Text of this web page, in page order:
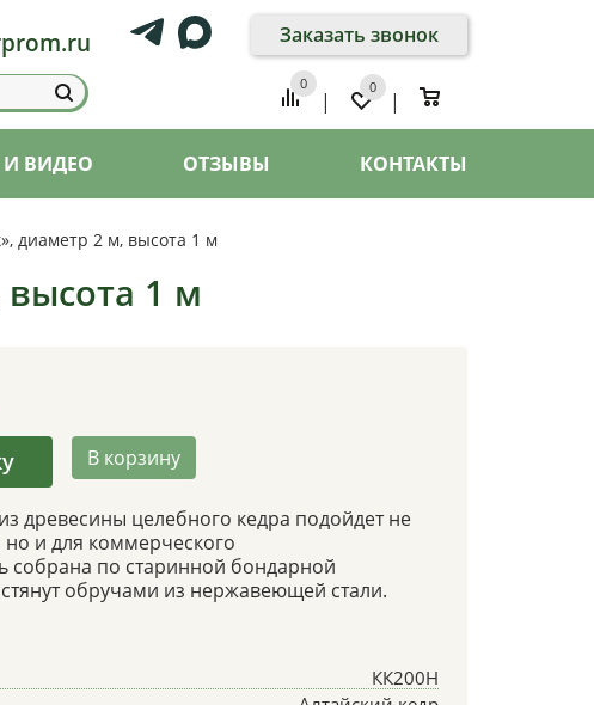
Заказать звонок
0
|
0
|
ВИДЕО ОТЗЫВЫ КОНТАКТЫ
диаметр 2 м, высота 1 м
1 м
В корзину
древесины целебного кедра подойдет не
и для коммерческого
собрана по старинной бондарной
обручами из нержавеющей стали.
КК200Н